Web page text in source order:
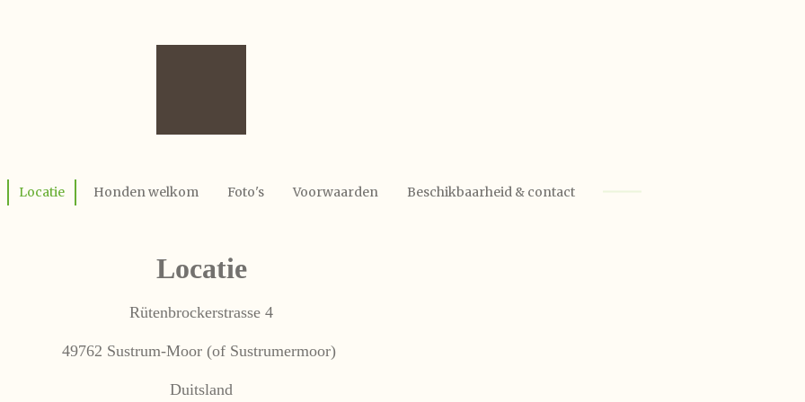
Locatie Honden welkom Foto's Voorwaarden Beschikbaarheid & contact
Locatie
Rütenbrockerstrasse 4
49762 Sustrum-Moor (of Sustrumermoor)
Duitsland